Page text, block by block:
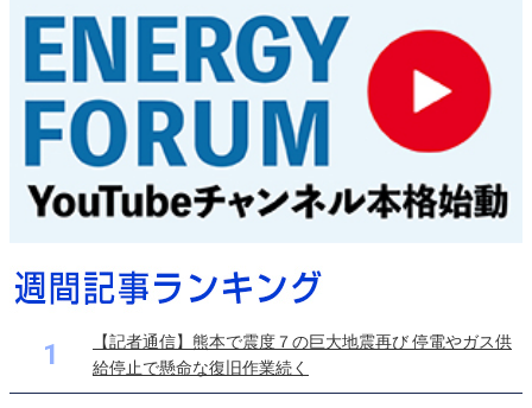
1
【記者通信】熊本で震度７の巨大地震再び 停電やガス供
給停止で懸命な復旧作業続く